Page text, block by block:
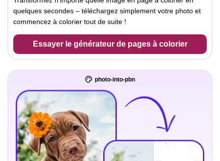
quelques secondes – téléchargez simplement votre photo et
commencez à colorier tout de suite !
Essayer le générateur de pages à colorier
photo-into-pbn